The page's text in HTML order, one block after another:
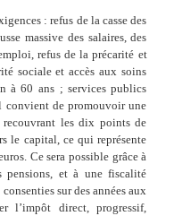
: refus de la casse des
massive des salaires, des
refus de la précarité et
sociale et accès aux soins
à 60 ans ; services publics
de promouvoir une
recouvrant les dix points de
le capital, ce qui représente
Ce sera possible grâce à
pensions, et à une fiscalité
sur des années aux
l’impôt direct, progressif,